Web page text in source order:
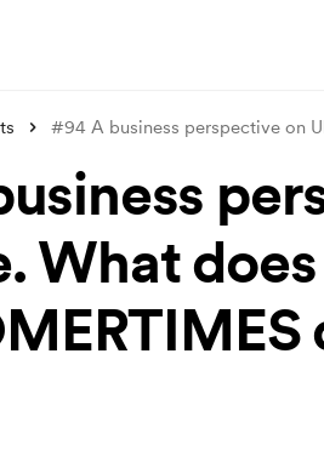
#94 A business perspective on
What does